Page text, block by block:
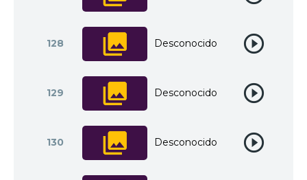
128 Desconocido
129 Desconocido
130 Desconocido